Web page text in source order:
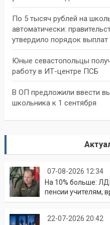
По 5 тысяч рублей на
автоматически:
утвердило порядок выплат
Юные севастопольцы
работу в ИТ-центре ПСБ
В ОП предложили ввести
школьника к 1 сентября
07-08-2026 12:34
На 10% больше:
пенсии учителям,
22-07-2026 20:42